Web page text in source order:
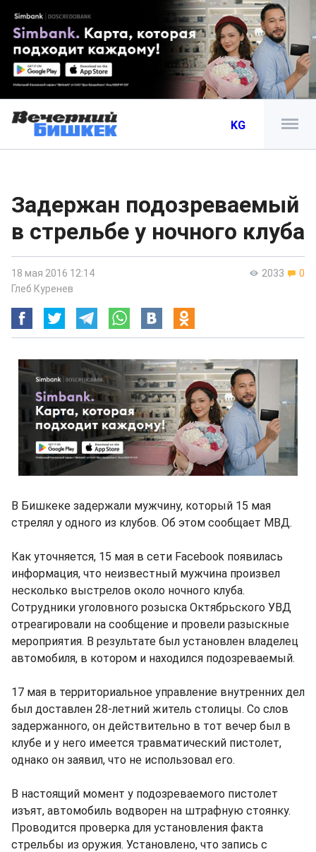
KG
Задержан подозреваемый
в стрельбе у ночного клуба
2033 0
18 мая 2016 12:14
Глеб Куренев
В Бишкеке задержали мужчину, который 15 мая
стрелял у одного из клубов. Об этом сообщает МВД.
Как уточняется, 15 мая в сети Facebook появилась
информация, что неизвестный мужчина произвел
несколько выстрелов около ночного клуба.
Сотрудники уголовного розыска Октябрьского УВД
отреагировали на сообщение и провели разыскные
мероприятия. В результате был установлен владелец
автомобиля, в котором и находился подозреваемый.
17 мая в территориальное управление внутренних дел
был доставлен 28-летний житель столицы. Со слов
задержанного, он действительно в тот вечер был в
клубе и у него имеется травматический пистолет,
однако он заявил, что не использовал его.
В настоящий момент у подозреваемого пистолет
изъят, автомобиль водворен на штрафную стоянку.
Проводится проверка для установления факта
стрельбы из оружия. Установлено, что запись с